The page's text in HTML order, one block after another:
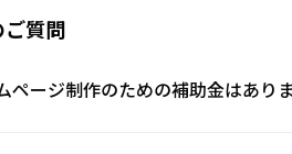
質問
ページ制作のための補助金はあり